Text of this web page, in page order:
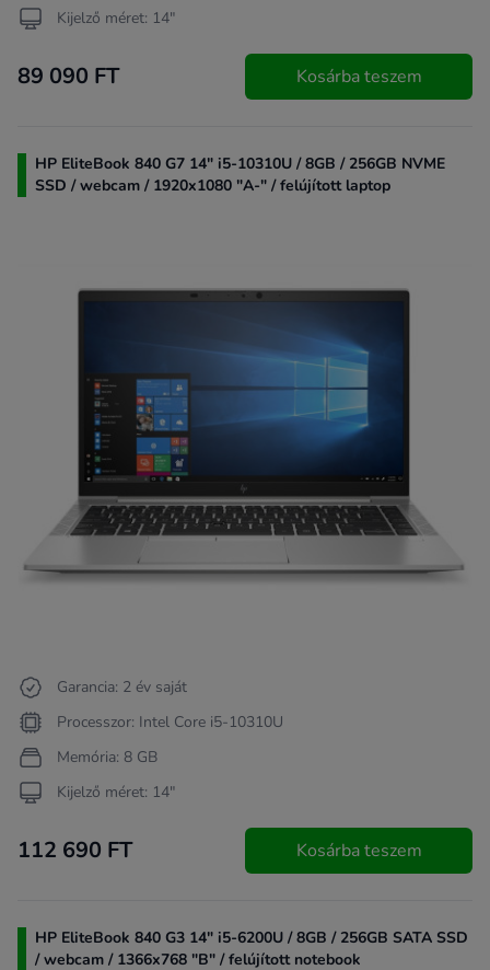
Kijelző méret: 14"
89 090 FT Kosárba teszem
HP EliteBook 840 G7 14" i5-10310U / 8GB / 256GB NVME
SSD / webcam / 1920x1080 "A-" / felújított laptop
Garancia: 2 év saját
Processzor: Intel Core i5-10310U
Memória: 8 GB
Kijelző méret: 14"
112 690 FT Kosárba teszem
HP EliteBook 840 G3 14" i5-6200U / 8GB / 256GB SATA SSD
/ webcam / 1366x768 "B" / felújított notebook